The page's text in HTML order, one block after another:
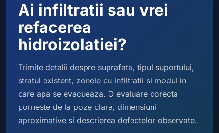
Ai infiltratii sau vrei
refacerea
hidroizolatiei?
Trimite detalii despre suprafata, tipul suportului,
stratul existent, zonele cu infiltratii si modul in
care apa se evacueaza. O evaluare corecta
porneste de la poze clare, dimensiuni
aproximative si descrierea defectelor observate.